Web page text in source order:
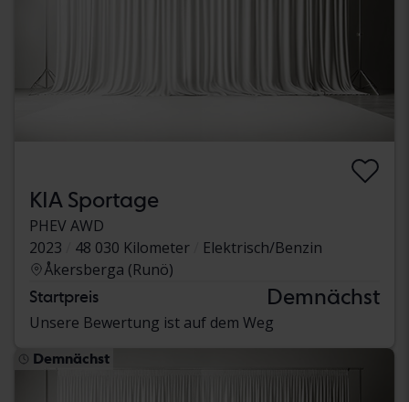
KIA Sportage
PHEV AWD
2023
48 030 Kilometer
Elektrisch/Benzin
Åkersberga (Runö)
Startpreis Demnächst
Unsere Bewertung ist auf dem Weg
Demnächst